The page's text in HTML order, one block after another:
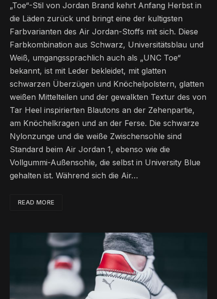
„Toe“-Stil von Jordan Brand kehrt Anfang Herbst in
die Läden zurück und bringt eine der kultigsten
Farbvarianten des Air Jordan-Stoffs mit sich. Diese
Farbkombination aus Schwarz, Universitätsblau und
Weiß, umgangssprachlich auch als „UNC Toe“
bekannt, ist mit Leder bekleidet, mit glatten
schwarzen Überzügen und Knöchelpolstern, glatten
weißen Mittelteilen und der gewalkten Textur des von
Tar Heel inspirierten Blautons an der Zehenpartie,
am Knöchelkragen und an der Ferse. Die schwarze
Nylonzunge und die weiße Zwischensohle sind
Standard beim Air Jordan 1, ebenso wie die
Vollgummi-Außensohle, die selbst in University Blue
gehalten ist. Während sich die Air…
READ MORE